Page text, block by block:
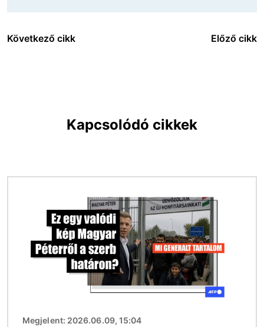
Következő cikk Előző cikk
Kapcsolódó cikkek
Megjelent: 2026.06.09, 15:04